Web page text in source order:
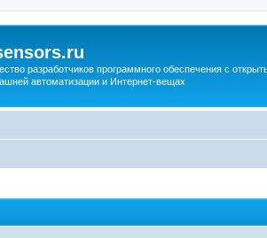
разработчиков программного обеспечения с
автоматизации и Интернет-вещах